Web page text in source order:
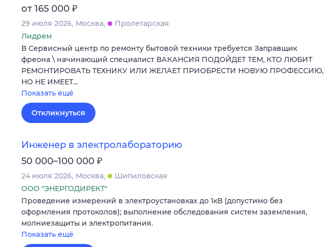
от 165 000 ₽
29 июля 2026 Москва
Пролетарская
Лидрем
В Сервисный центр по ремонту бытовой техники требуется Заправщик
фреона \ начинающий специалист ВАКАНСИЯ ПОДОЙДЕТ ТЕМ, КТО ЛЮБИТ
РЕМОНТИРОВАТЬ ТЕХНИКУ ИЛИ ЖЕЛАЕТ ПРИОБРЕСТИ НОВУЮ ПРОФЕССИЮ,
НО НЕ ИМЕЕТ…
Показать ещё
Откликнуться
Инженер в электролабораторию
50 000–100 000 ₽
24 июля 2026 Москва
Шипиловская
ООО "ЭНЕРГОДИРЕКТ"
Проведение измерений в электроустановках до 1кВ (допустимо без
оформления протоколов); выполнение обследования систем заземления,
молниезащиты и электропитания.
Показать ещё